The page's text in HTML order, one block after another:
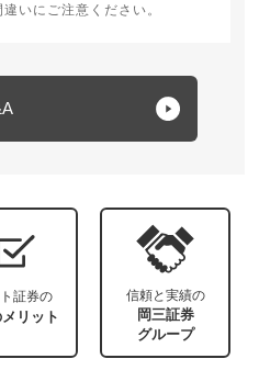
いにご注意ください。
証券の
リット
信頼と実績の
岡三証券
グループ